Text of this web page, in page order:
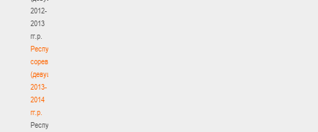
2012-
2013
гг.р.
Республиканские
соревнования
(девушки)
2013-
2014
гг.р.
Республиканские